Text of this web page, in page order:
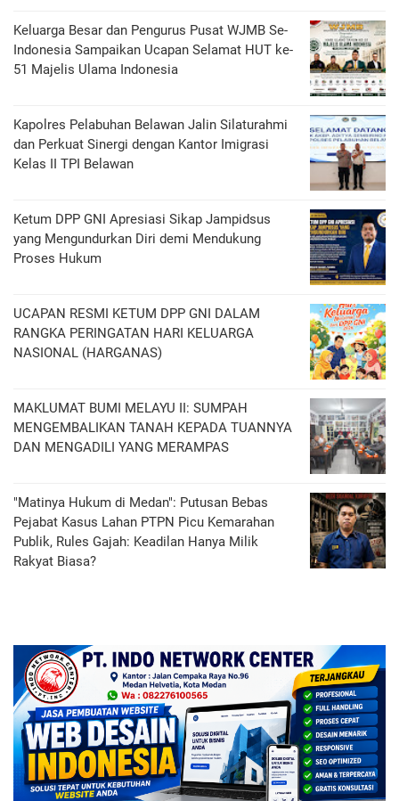
Keluarga Besar dan Pengurus Pusat WJMB Se-
Indonesia Sampaikan Ucapan Selamat HUT ke-
51 Majelis Ulama Indonesia
Kapolres Pelabuhan Belawan Jalin Silaturahmi
dan Perkuat Sinergi dengan Kantor Imigrasi
Kelas II TPI Belawan
Ketum DPP GNI Apresiasi Sikap Jampidsus
yang Mengundurkan Diri demi Mendukung
Proses Hukum
UCAPAN RESMI KETUM DPP GNI DALAM
RANGKA PERINGATAN HARI KELUARGA
NASIONAL (HARGANAS)
MAKLUMAT BUMI MELAYU II: SUMPAH
MENGEMBALIKAN TANAH KEPADA TUANNYA
DAN MENGADILI YANG MERAMPAS
"Matinya Hukum di Medan": Putusan Bebas
Pejabat Kasus Lahan PTPN Picu Kemarahan
Publik, Rules Gajah: Keadilan Hanya Milik
Rakyat Biasa?